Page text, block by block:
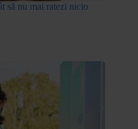
să nu mai ratezi nicio